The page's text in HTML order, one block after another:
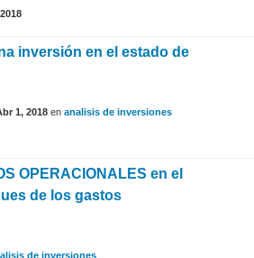
inversión en el estado de
1, 2018 en analisis de inversiones
OPERACIONALES en el
de los gastos
de inversiones